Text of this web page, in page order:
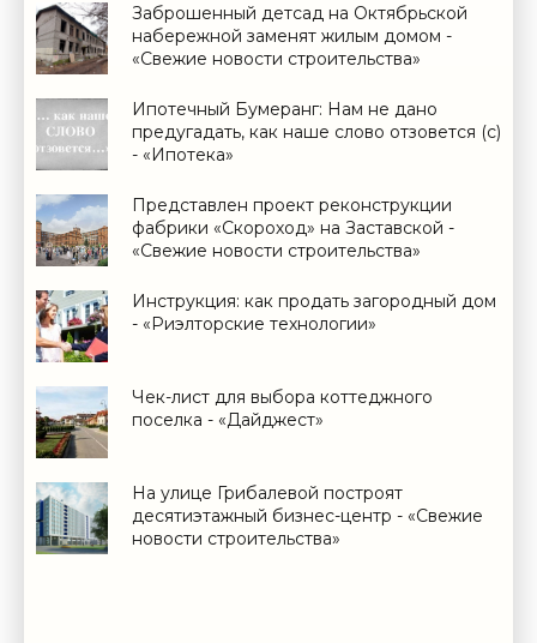
Заброшенный детсад на Октябрьской
набережной заменят жилым домом -
«Свежие новости строительства»
Ипотечный Бумеранг: Нам не дано
предугадать, как наше слово отзовется (с)
- «Ипотека»
Представлен проект реконструкции
фабрики «Скороход» на Заставской -
«Свежие новости строительства»
Инструкция: как продать загородный дом
- «Риэлторские технологии»
Чек-лист для выбора коттеджного
поселка - «Дайджест»
На улице Грибалевой построят
десятиэтажный бизнес-центр - «Свежие
новости строительства»